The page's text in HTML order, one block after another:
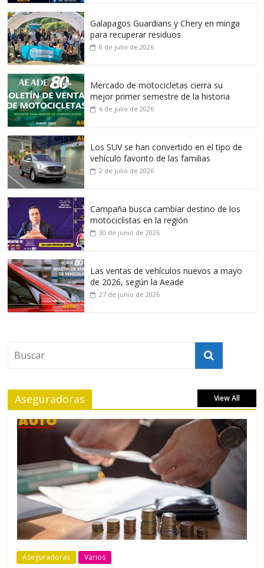
Galapagos Guardians y Chery en minga
para recuperar residuos
8 de julio de 2026
Mercado de motocicletas cierra su
mejor primer semestre de la historia
6 de julio de 2026
Los SUV se han convertido en el tipo de
vehículo favorito de las familias
2 de julio de 2026
Campaña busca cambiar destino de los
motociclistas en la región
30 de junio de 2026
Las ventas de vehículos nuevos a mayo
de 2026, según la Aeade
27 de junio de 2026
Aseguradoras View All
Aseguradoras Varios